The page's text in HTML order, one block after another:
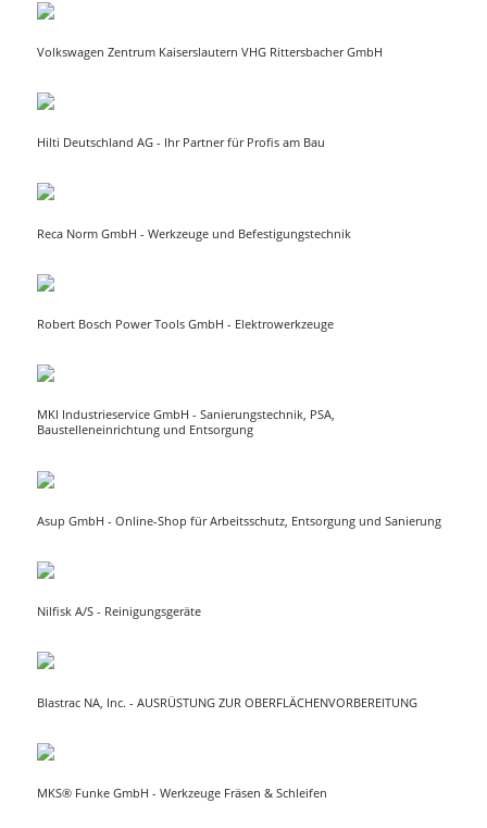
Volkswagen Zentrum Kaiserslautern VHG Rittersbacher GmbH
Hilti Deutschland AG - Ihr Partner für Profis am Bau
Reca Norm GmbH - Werkzeuge und Befestigungstechnik
Robert Bosch Power Tools GmbH - Elektrowerkzeuge
MKI Industrieservice GmbH - Sanierungstechnik, PSA,
Baustelleneinrichtung und Entsorgung
Asup GmbH - Online-Shop für Arbeitsschutz, Entsorgung und Sanierung
Nilfisk A/S - Reinigungsgeräte
Blastrac NA, Inc. - AUSRÜSTUNG ZUR OBERFLÄCHENVORBEREITUNG
MKS® Funke GmbH - Werkzeuge Fräsen & Schleifen